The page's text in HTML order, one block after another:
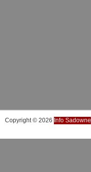
Copyright © 2026 Info Sadowne